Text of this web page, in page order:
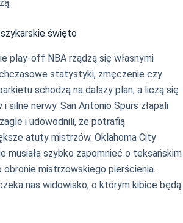
święto
play-off NBA rządzą się własnymi
statystyki, zmęczenie czy
schodzą na dalszy plan, a liczą się
i silne nerwy. San Antonio Spurs złapali
i udowodnili, że potrafią
atuty mistrzów. Oklahoma City
musiała szybko zapomnieć o teksańskim
obronie mistrzowskiego pierścienia.
nas widowisko, o którym kibice będą